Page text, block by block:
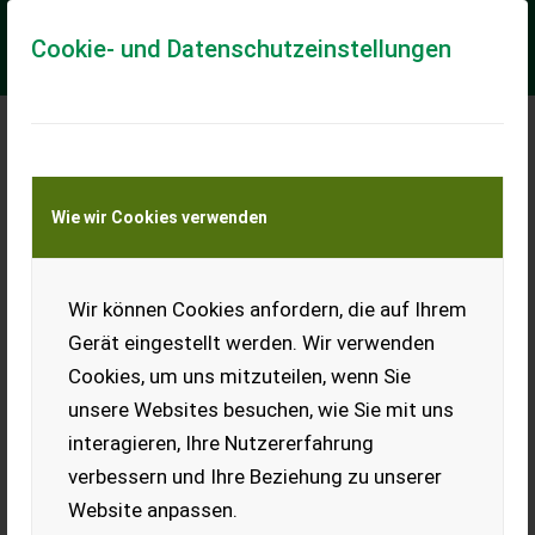
Cookie- und Datenschutzeinstellungen
Wie wir Cookies verwenden
Wir können Cookies anfordern, die auf Ihrem
Gerät eingestellt werden. Wir verwenden
Cookies, um uns mitzuteilen, wenn Sie
unsere Websites besuchen, wie Sie mit uns
interagieren, Ihre Nutzererfahrung
verbessern und Ihre Beziehung zu unserer
Website anpassen.
Meine Transportkostenanfrage
Transport von Land- und Baumaschinen –
KEINE Tiertransporte
Lindner Geotrac 60
Lindner Geo
Motor mit 60PS * Allrad * Heckzapfwelle mit
430/540/750/1000 * 2 Doppelwirkende Hecksteu...
EUR 23.500 inkl. 13% MwSt./Verm.